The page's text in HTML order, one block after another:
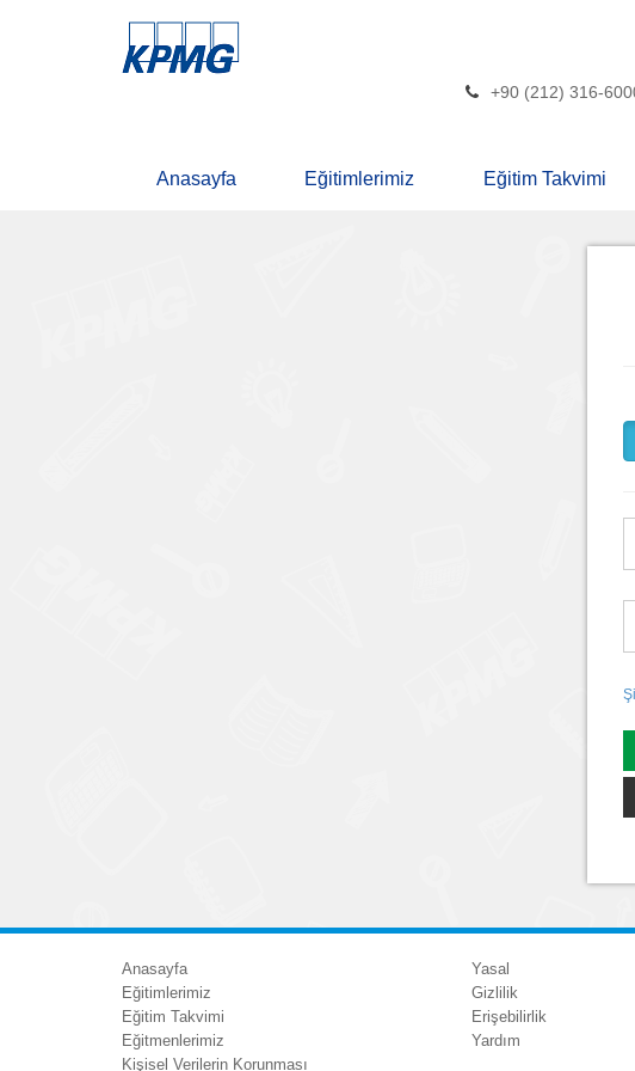
+90 (212) 316-
Anasayfa Eğitimlerimiz Eğitim Takvimi
Anasayfa
Eğitimlerimiz
Eğitim Takvimi
Eğitmenlerimiz
Kişisel Verilerin Korunması
Yasal
Gizlilik
Erişebilirlik
Yardım